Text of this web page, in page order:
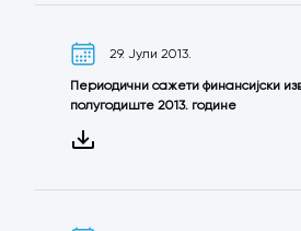
29. Јули 2013.
Периодични сажети финансијски
полугодиште 2013. године